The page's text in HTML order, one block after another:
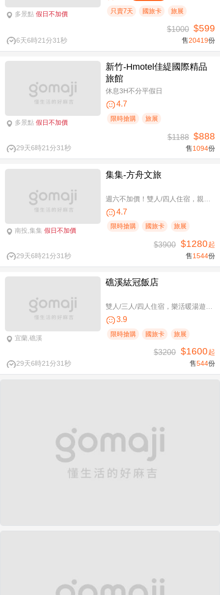
多景點 假日不加價 只賣7天 國旅卡 旅展
6天6時21分31秒
$1000 $599
售20419份
多景點 假日不加價
新竹-Hmotel佳緹國際精品
旅館
休息3H不分平假日
4.7
限時搶購 旅展
29天6時21分31秒
$1188 $888
售1094份
南投,集集 假日不加價
集集-方舟文旅
4.7
限時搶購 國旅卡 旅展
29天6時21分31秒
$3900 $1280起
售1544份
宜蘭,礁溪
礁溪紘冠飯店
3.9
限時搶購 國旅卡 旅展
29天6時21分31秒
$3200 $1600起
售544份